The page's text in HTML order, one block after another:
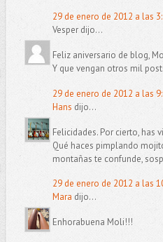
29 de enero de 2012 a las
Vesper dijo...
Feliz aniversario de blog,
Y que vengan otros mil
29 de enero de 2012 a las
Hans dijo...
Felicidades. Por cierto, has
Qué haces pimplando
montañas te confunde,
29 de enero de 2012 a las
Mara dijo...
Enhorabuena Moli!!!